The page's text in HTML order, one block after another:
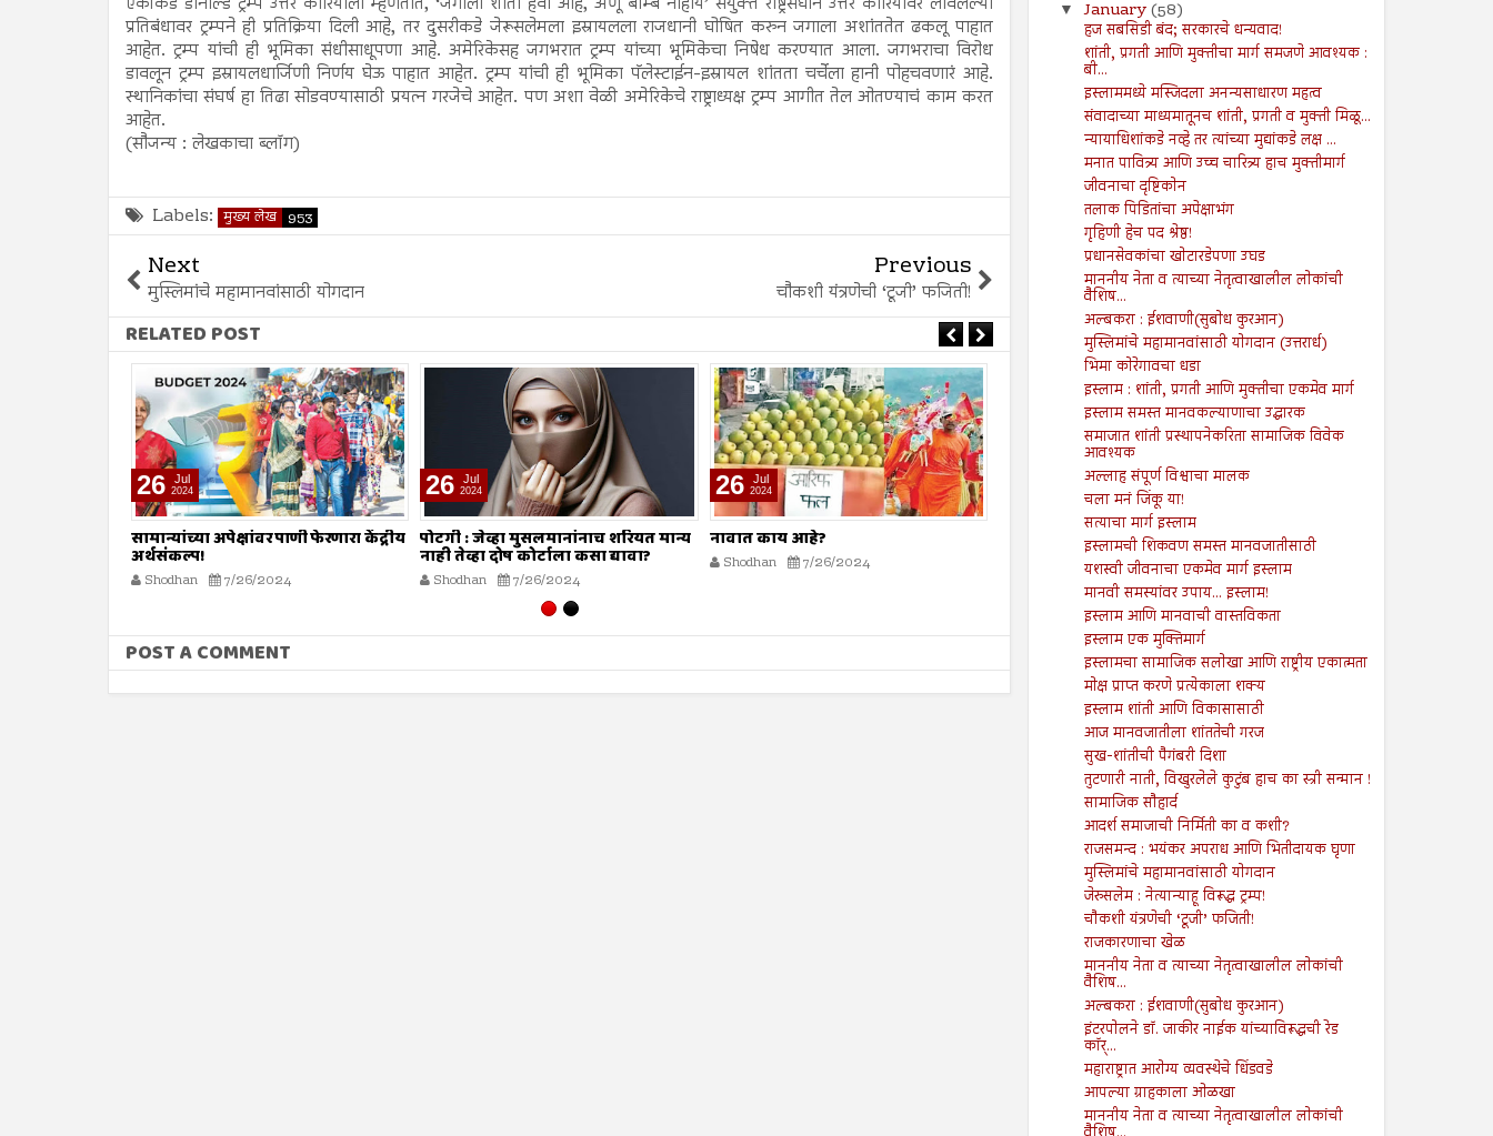
प्रतिबंधावर ट्रम्पने ही प्रतिक्रिया दिली आहे, तर दुसरीकडे जेरूसलेमला इस्रायलला राजधानी घोषित करुन जगाला अशांततेत ढकलू पाहात
आहेत. ट्रम्प यांची ही भूमिका संधीसाधूपणा आहे. अमेरिकेसह जगभरात ट्रम्प यांच्या भूमिकेचा निषेध करण्यात आला. जगभराचा विरोध
डावलून ट्रम्प इस्रायलधार्जिणी निर्णय घेऊ पाहात आहेत. ट्रम्प यांची ही भूमिका पॅलेस्टाईन-इस्रायल शांतता चर्चेला हानी पोहचवणारं आहे.
स्थानिकांचा संघर्ष हा तिढा सोडवण्यासाठी प्रयत्न गरजेचे आहेत. पण अशा वेळी अमेरिकेचे राष्ट्राध्यक्ष ट्रम्प आगीत तेल ओतण्याचं काम करत
आहेत.
(सौजन्य : लेखकाचा ब्लॉग)
Labels: मुख्य लेख 953
Next
मुस्लिमांचे महामानवांसाठी योगदान
Previous
चौकशी यंत्रणेची ‘टूजी’ फजिती!
RELATED POST
26 Jul
2024
पोटगी : जेव्हा मुसलमानांनाच शरियत मान्य
नाही तेव्हा दोष कोर्टाला कसा द्यावा?
Shodhan 7/26/2024
26 Jul
2024
नावात काय आहे?
Shodhan 7/26/2024
19 Jul
2024
मोहर्रम हा सण नाही?
Shodhan 7/19/2024
पुरोगामी चळवळींना लक्ष्य करण्यासाठी
7/19/2024
गजापूर जाळपोळ; जबाबदारी
POST A COMMENT
▼ January(58)
हज सबसिडी बंद; सरकारचे धन्यवाद!
शांती, प्रगती आणि मुक्तीचा मार्ग समजणे आवश्यक :
बी...
इस्लाममध्ये मस्जिदला अनन्यसाधारण महत्व
संवादाच्या माध्यमातूनच शांती, प्रगती व मुक्ती मिळू...
न्यायाधिशांकडे नव्हे तर त्यांच्या मुद्यांकडे लक्ष ...
मनात पावित्र्य आणि उच्च चारित्र्य हाच मुक्तीमार्ग
जीवनाचा दृष्टिकोन
तलाक पिडितांचा अपेक्षाभंग
गृहिणी हेच पद श्रेष्ठ!
प्रधानसेवकांचा खोटारडेपणा उघड
माननीय नेता व त्याच्या नेतृत्वाखालील लोकांची
वैशिष...
अल्बकरा : ईशवाणी(सुबोध कुरआन)
मुस्लिमांचे महामानवांसाठी योगदान (उत्तरार्ध)
भिमा कोरेगावचा धडा
इस्लाम : शांती, प्रगती आणि मुक्तीचा एकमेव मार्ग
इस्लाम समस्त मानवकल्याणाचा उद्धारक
समाजात शांती प्रस्थापनेकरिता सामाजिक विवेक
आवश्यक
अल्लाह संपूर्ण विश्वाचा मालक
चला मनं जिंकू या!
सत्याचा मार्ग इस्लाम
इस्लामची शिकवण समस्त मानवजातीसाठी
यशस्वी जीवनाचा एकमेव मार्ग इस्लाम
मानवी समस्यांवर उपाय... इस्लाम!
इस्लाम आणि मानवाची वास्तविकता
इस्लाम एक मुक्तिमार्ग
इस्लामचा सामाजिक सलोखा आणि राष्ट्रीय एकात्मता
मोक्ष प्राप्त करणे प्रत्येकाला शक्य
इस्लाम शांती आणि विकासासाठी
आज मानवजातीला शांततेची गरज
सुख-शांतीची पैगंबरी दिशा
तुटणारी नाती, विखुरलेले कुटुंब हाच का स्त्री सन्मान !
सामाजिक सौहार्द
आदर्श समाजाची निर्मिती का व कशी?
राजसमन्द : भयंकर अपराध आणि भितीदायक घृणा
मुस्लिमांचे महामानवांसाठी योगदान
जेरुसलेम : नेत्यान्याहू विरूद्ध ट्रम्प!
चौकशी यंत्रणेची ‘टूजी’ फजिती!
राजकारणाचा खेळ
माननीय नेता व त्याच्या नेतृत्वाखालील लोकांची
वैशिष...
अल्बकरा : ईशवाणी(सुबोध कुरआन)
इंटरपोलने डॉ. जाकीर नाईक यांच्याविरूद्धची रेड
कॉर्...
महाराष्ट्रात आरोग्य व्यवस्थेचे धिंडवडे
आपल्या ग्राहकाला ओळखा
माननीय नेता व त्याच्या नेतृत्वाखालील लोकांची